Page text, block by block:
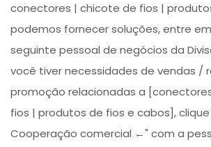
conectores | chicote de fios |
podemos fornecer soluções, entre
seguinte pessoal de negócios da
você tiver necessidades de vendas /
promoção relacionadas a
fios | produtos de fios e cabos], clique
Cooperação comercial ←" com a